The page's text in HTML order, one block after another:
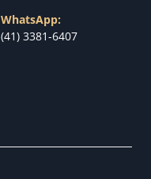
WhatsApp:
(41) 3381-6407